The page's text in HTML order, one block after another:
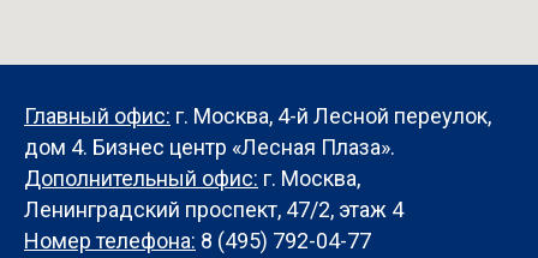
Главный офис: г. Москва, 4-й Лесной переулок,
дом 4. Бизнес центр «Лесная Плаза».
Дополнительный офис: г. Москва,
Ленинградский проспект, 47/2, этаж 4
Номер телефона: 8 (495) 792-04-77